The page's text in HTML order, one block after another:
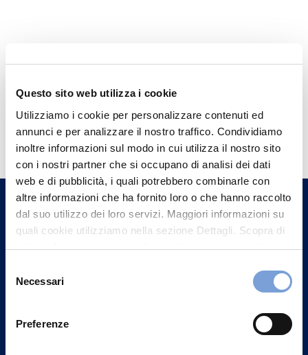
Questo sito web utilizza i cookie
Utilizziamo i cookie per personalizzare contenuti ed
annunci e per analizzare il nostro traffico. Condividiamo
inoltre informazioni sul modo in cui utilizza il nostro sito
con i nostri partner che si occupano di analisi dei dati
web e di pubblicità, i quali potrebbero combinarle con
altre informazioni che ha fornito loro o che hanno raccolto
dal suo utilizzo dei loro servizi. Maggiori informazioni su
quali cookie utilizziamo nella sezione Dettagli. Scopra di
più su chi siamo, come può contattarci e come trattiamo i
può trovare nel footer del sito nella sezione "Informativa
delNecessari
Preferenze
Hai bisogno di
informazioni?
Trova l'Agenzia più vicina a te e parla con
un nostro Agente.
Contattaci